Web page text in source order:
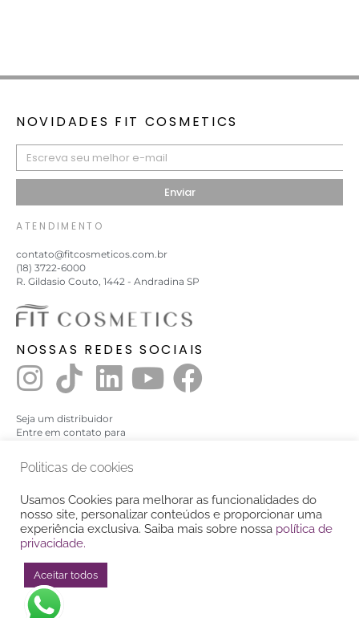
NOVIDADES FIT COSMETICS
Enviar
ATENDIMENTO
contato@fitcosmeticos.com.br
(18) 3722-6000
R. Gildasio Couto, 1442 - Andradina SP
NOSSAS REDES SOCIAIS
Seja um distribuidor
Entre em contato para
Fábricação própria
Como comprar fora do Brasil
FAQ
Política e privacidade
Politicas de cookies
Usamos Cookies para melhorar as funcionalidades do
nosso site, personalizar conteúdos e proporcionar uma
experiência exclusiva. Saiba mais sobre nossa política de
privacidade.
Aceitar todos